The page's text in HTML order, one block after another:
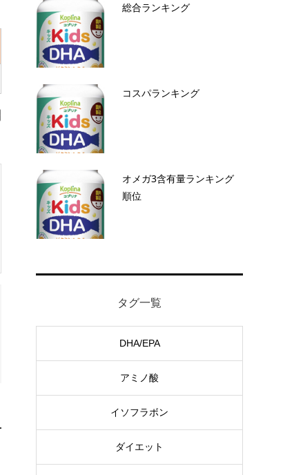
総合ランキング
コスパランキング
オメガ3含有量ランキング
順位
タグ一覧
DHA/EPA
アミノ酸
イソフラボン
ダイエット